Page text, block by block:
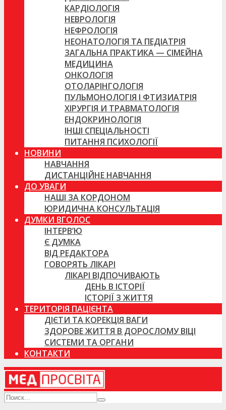
КАРДІОЛОГІЯ
НЕВРОЛОГІЯ
НЕФРОЛОГІЯ
НЕОНАТОЛОГІЯ ТА ПЕДІАТРІЯ
ЗАГАЛЬНА ПРАКТИКА — СІМЕЙНА
МЕДИЦИНА
ОНКОЛОГІЯ
ОТОЛАРІНГОЛОГІЯ
ПУЛЬМОНОЛОГІЯ І ФТИЗИАТРІЯ
ХІРУРГІЯ И ТРАВМАТОЛОГІЯ
ЕНДОКРИНОЛОГІЯ
ІНШІ СПЕЦІАЛЬНОСТІ
ПИТАННЯ ПСИХОЛОГІЇ
НОВИНИ
НАВЧАННЯ
ДИСТАНЦІЙНЕ НАВЧАННЯ
ДО УВАГИ
НАШІ ЗА КОРДОНОМ
ЮРИДИЧНА КОНСУЛЬТАЦІЯ
ДУМКИ ВГОЛОС
ІНТЕРВ’Ю
Є ДУМКА
ВІД РЕДАКТОРА
ГОВОРЯТЬ ЛІКАРІ
ЛІКАРІ ВІДПОЧИВАЮТЬ
ДЕНЬ В ІСТОРІЇ
ІСТОРІЇ З ЖИТТЯ
ТЕРИТОРІЯ ПАЦІЄНТА
ДІЄТИ ТА КОРЕКЦІЯ ВАГИ
ЗДОРОВЕ ЖИТТЯ В ДОРОСЛОМУ ВІЦІ
СИСТЕМИ ТА ОРГАНИ
КОНТАКТИ